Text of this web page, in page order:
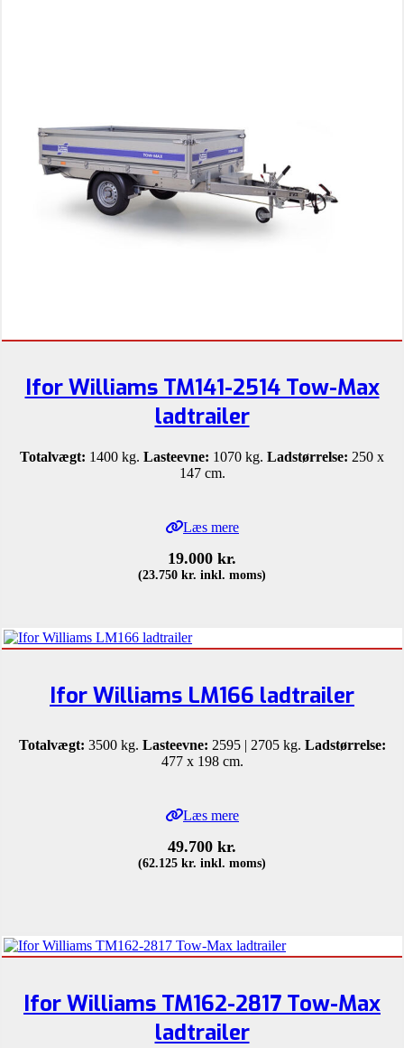
Ifor Williams TM141-2514 Tow-Max
ladtrailer
Totalvægt: 1400 kg. Lasteevne: 1070 kg. Ladstørrelse: 250 x
147 cm.
Læs mere
19.000 kr.
(23.750 kr. inkl. moms)
Ifor Williams LM166 ladtrailer
Totalvægt: 3500 kg. Lasteevne: 2595 | 2705 kg. Ladstørrelse:
477 x 198 cm.
Læs mere
49.700 kr.
(62.125 kr. inkl. moms)
Ifor Williams TM162-2817 Tow-Max
ladtrailer